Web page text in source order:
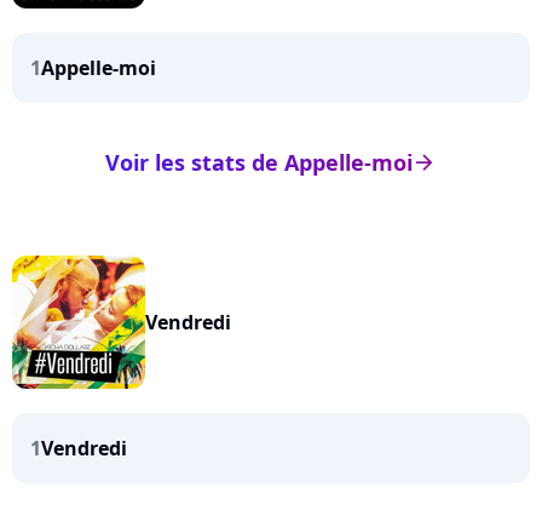
1Appelle-moi
arrow_right
Voir les stats de Appelle-moi
Vendredi
1Vendredi